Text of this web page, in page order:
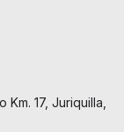
17, Juriquilla,